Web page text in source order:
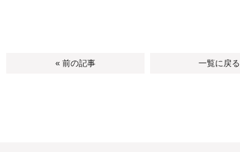
« 前の記事 一覧に戻る